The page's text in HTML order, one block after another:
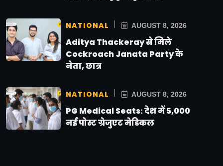
NATIONAL AUGUST 8, 2026
Aditya Thackeray से मिले
Cockroach Janata Party के
नेता, छात्र
NATIONAL AUGUST 8, 2026
PG Medical Seats: देश में 5,000
नई पोस्ट ग्रेजुएट मेडिकल